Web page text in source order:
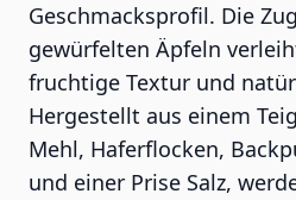
Geschmacksprofil. Die
gewürfelten Äpfeln
fruchtige Textur und
Hergestellt aus einem
Mehl, Haferflocken,
und einer Prise Salz,